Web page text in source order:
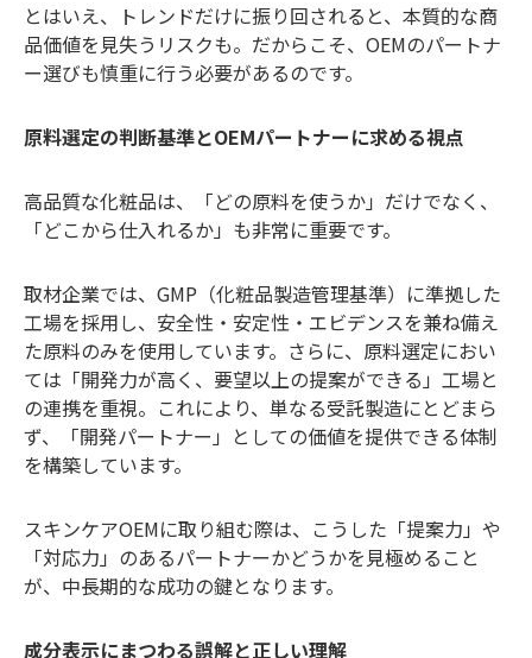
とはいえ、トレンドだけに振り回されると、本質的な商
品価値を見失うリスクも。だからこそ、OEMのパートナ
ー選びも慎重に行う必要があるのです。
原料選定の判断基準とOEMパートナーに求める視点
高品質な化粧品は、「どの原料を使うか」だけでなく、
「どこから仕入れるか」も非常に重要です。
取材企業では、GMP（化粧品製造管理基準）に準拠した
工場を採用し、安全性・安定性・エビデンスを兼ね備え
た原料のみを使用しています。さらに、原料選定におい
ては「開発力が高く、要望以上の提案ができる」工場と
の連携を重視。これにより、単なる受託製造にとどまら
ず、「開発パートナー」としての価値を提供できる体制
を構築しています。
スキンケアOEMに取り組む際は、こうした「提案力」や
「対応力」のあるパートナーかどうかを見極めること
が、中長期的な成功の鍵となります。
成分表示にまつわる誤解と正しい理解